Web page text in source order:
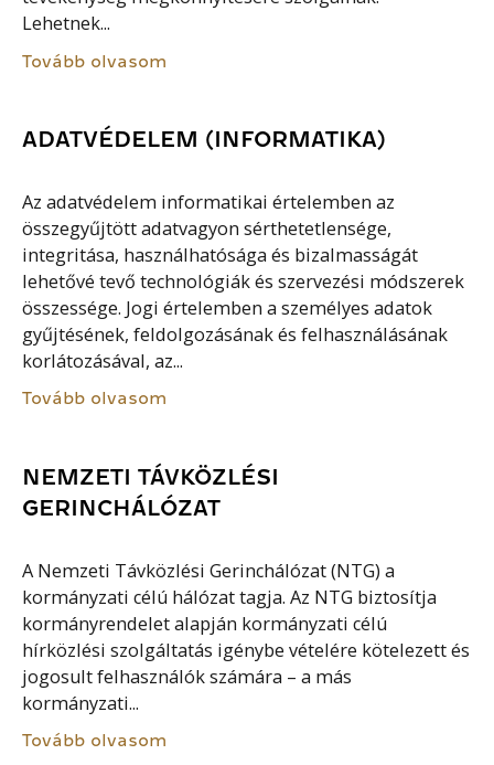
Lehetnek...
Tovább olvasom
ADATVÉDELEM (INFORMATIKA)
Az adatvédelem informatikai értelemben az
összegyűjtött adatvagyon sérthetetlensége,
integritása, használhatósága és bizalmasságát
lehetővé tevő technológiák és szervezési módszerek
összessége. Jogi értelemben a személyes adatok
gyűjtésének, feldolgozásának és felhasználásának
korlátozásával, az...
Tovább olvasom
NEMZETI TÁVKÖZLÉSI
GERINCHÁLÓZAT
A Nemzeti Távközlési Gerinchálózat (NTG) a
kormányzati célú hálózat tagja. Az NTG biztosítja
kormányrendelet alapján kormányzati célú
hírközlési szolgáltatás igénybe vételére kötelezett és
jogosult felhasználók számára – a más
kormányzati...
Tovább olvasom